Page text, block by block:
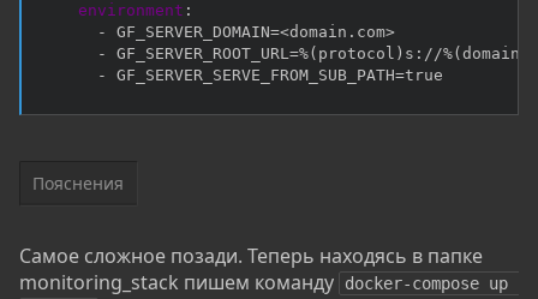
environment :
-
GF_SERVER_DOMAIN=<domain.com>
-
GF_SERVER_ROOT_URL=%(protocol)s : //%(domain)s
-
GF_SERVER_SERVE_FROM_SUB_PATH=true
Пояснения
Самое сложное позади. Теперь находясь в папке
monitoring_stack пишем команду
docker-compose up